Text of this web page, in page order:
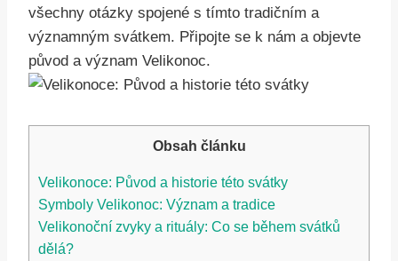
všechny otázky spojené s tímto tradičním a
významným svátkem. Připojte se k nám a objevte
původ a význam Velikonoc.
Obsah článku
Velikonoce: Původ a historie této svátky
Symboly Velikonoc: Význam a tradice
Velikonoční zvyky a rituály: Co se během svátků
dělá?